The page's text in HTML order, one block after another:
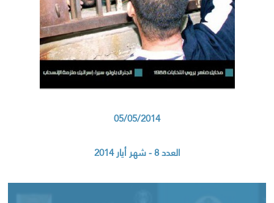
05/05/2014
العدد 8 - شهر أيار 2014